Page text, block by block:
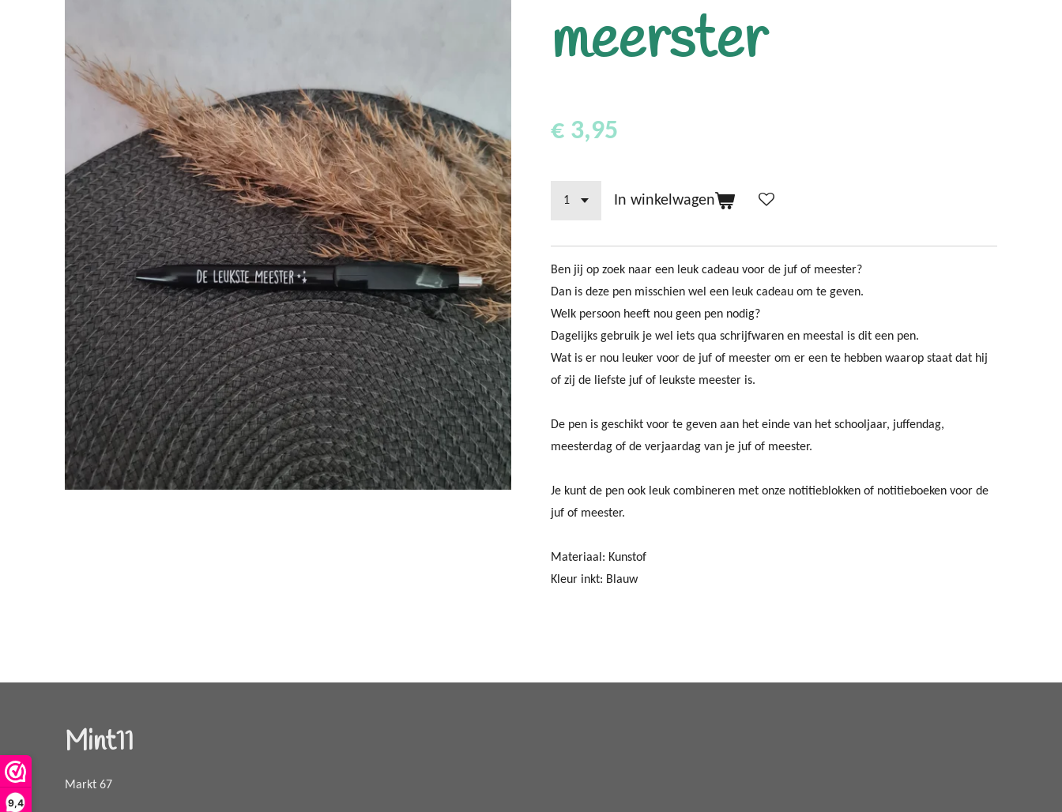
9,4
meerster
€ 3,95
In winkelwagen
Ben jij op zoek naar een leuk cadeau voor de juf of meester?
Dan is deze pen misschien wel een leuk cadeau om te geven.
Welk persoon heeft nou geen pen nodig?
Dagelijks gebruik je wel iets qua schrijfwaren en meestal is dit een pen.
Wat is er nou leuker voor de juf of meester om er een te hebben waarop staat dat hij
of zij de liefste juf of leukste meester is.
De pen is geschikt voor te geven aan het einde van het schooljaar, juffendag,
meesterdag of de verjaardag van je juf of meester.
Je kunt de pen ook leuk combineren met onze notitieblokken of notitieboeken voor de
juf of meester.
Materiaal: Kunstof
Kleur inkt: Blauw
Mint11
Markt 67